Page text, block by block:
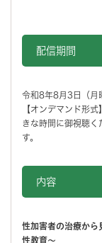
配信期間
令和8年8月3日（月
【オンデマンド形
きな時間に御視聴く
す。
内容
性加害者の治療から
性教育～